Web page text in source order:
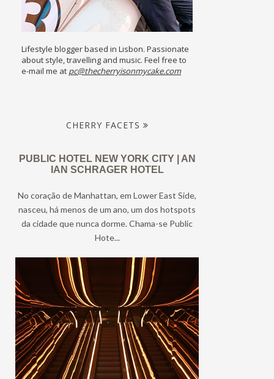
Lifestyle blogger based in Lisbon. Passionate
about style, travelling and music. Feel free to
e-mail me at pc@thecherryisonmycake.com
CHERRY FACETS
PUBLIC HOTEL NEW YORK CITY | AN
IAN SCHRAGER HOTEL
No coração de Manhattan, em Lower East Side,
nasceu, há menos de um ano, um dos hotspots
da cidade que nunca dorme. Chama-se Public
Hote...